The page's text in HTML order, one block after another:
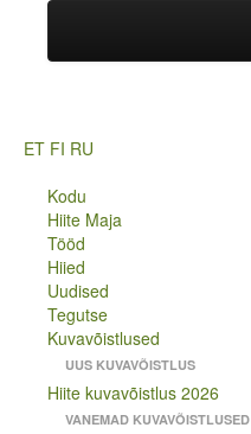
Hiite Maja
Hiied
Uudised
Tegutse
UUS KUVAVÕISTLUS
ET FI RU
Kodu
Hiite Maja
Tööd
Hiied
Uudised
Tegutse
Kuvavõistlused
UUS KUVAVÕISTLUS
Hiite kuvavõistlus 2026
VANEMAD KUVAVÕISTLUSED